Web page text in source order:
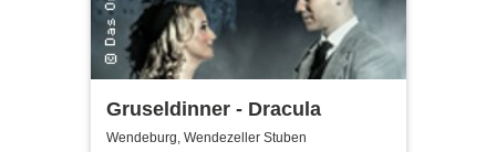
Gruseldinner - Dracula
Wendeburg, Wendezeller Stuben